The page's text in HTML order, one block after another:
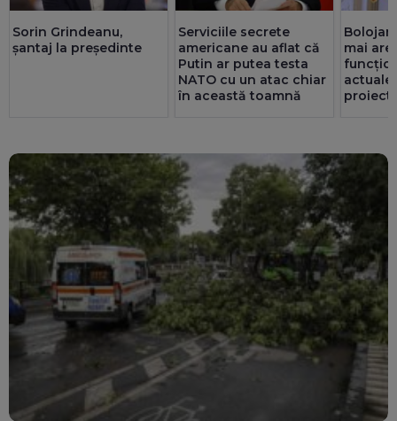
Sorin Grindeanu,
șantaj la președinte
Serviciile secrete
americane au aflat că
Putin ar putea testa
NATO cu un atac chiar
în această toamnă
mai are
proiect
energie